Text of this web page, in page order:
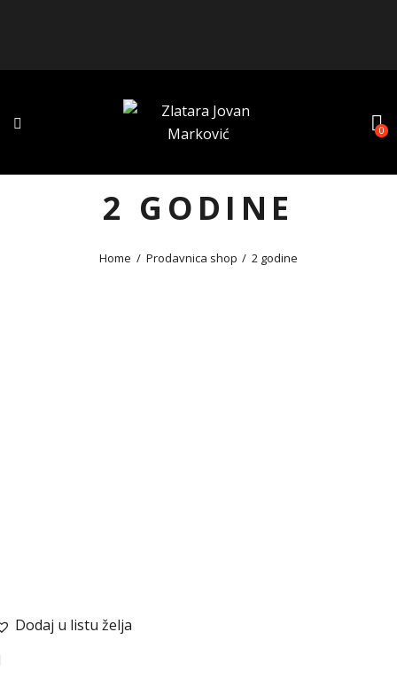
0
2 GODINE
Home Prodavnica shop 2 godine
Dodaj u listu želja